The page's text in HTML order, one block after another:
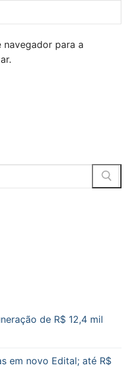
navegador para a
de R$ 12,4 mil
em novo Edital; até R$